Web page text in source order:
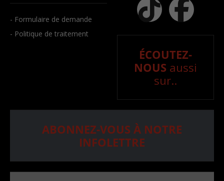
- Formulaire de demande
- Politique de traitement
ÉCOUTEZ-
NOUS aussi
sur..
ABONNEZ-VOUS À NOTRE
INFOLETTRE